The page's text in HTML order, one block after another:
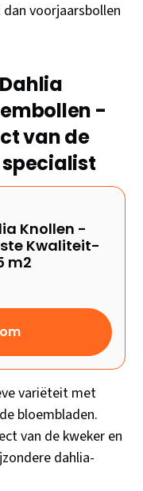
voorjaarsbollen
-
van de
specialist
Knollen -
Kwaliteit-
m2
variëteit met
bloembladen.
van de kweker en
dahlia-